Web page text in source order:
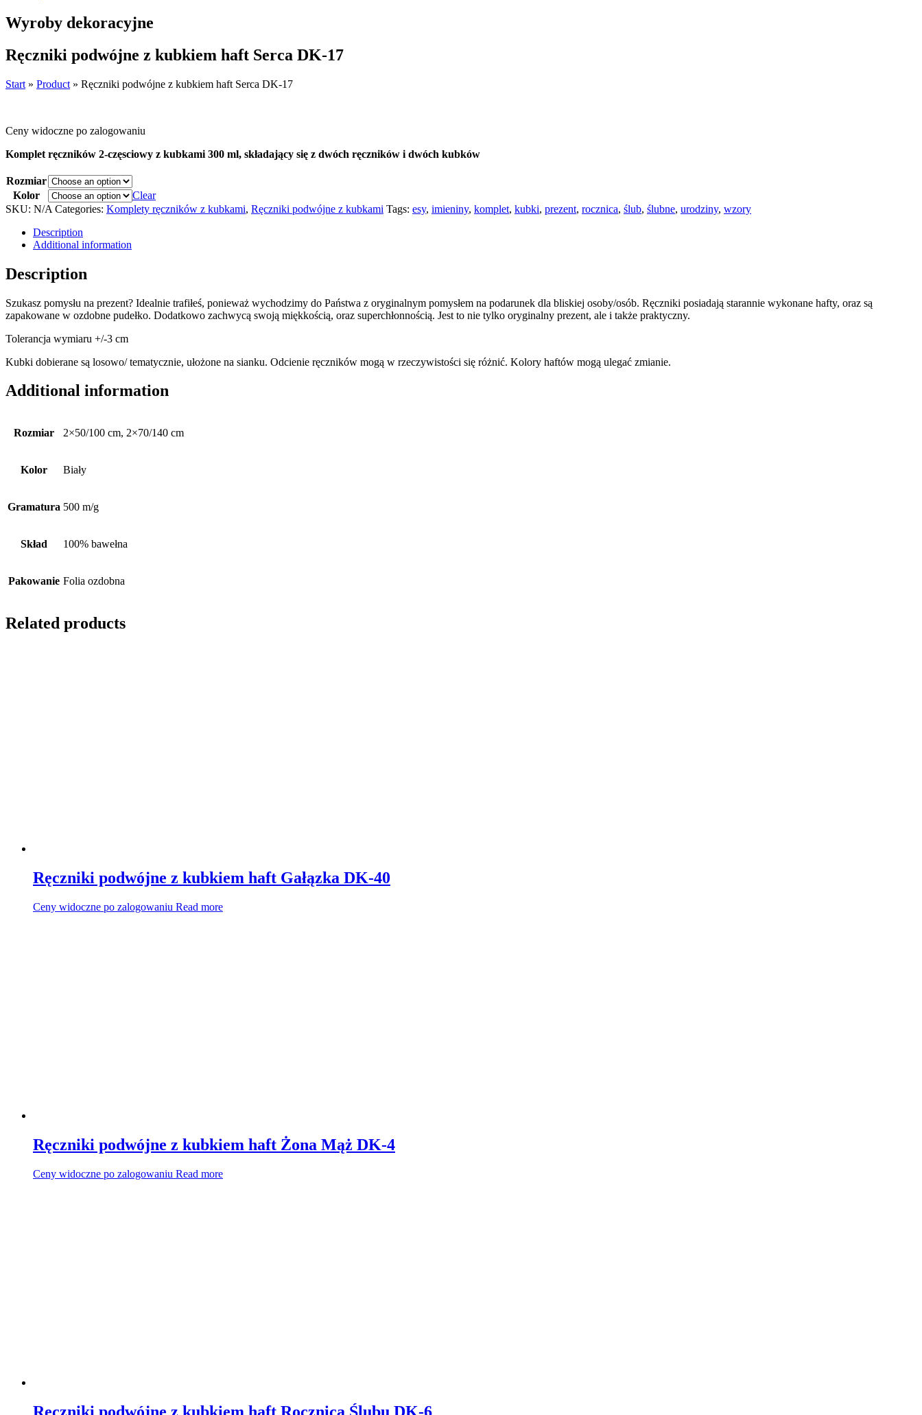
Wyroby dekoracyjne
Ręczniki podwójne z kubkiem haft Serca DK-17
Start » Product » Ręczniki podwójne z kubkiem haft Serca DK-17
Ceny widoczne po zalogowaniu
Komplet ręczników 2-częsciowy z kubkami 300 ml, składający się z dwóch ręczników i dwóch kubków
Rozmiar
Kolor
Clear
SKU: N/A Categories: Komplety ręczników z kubkami, Ręczniki podwójne z kubkami Tags: esy, imieniny, komplet, kubki, prezent, rocznica, ślub, ślubne, urodziny, wzory
Description
Additional information
Description
Szukasz pomysłu na prezent? Idealnie trafiłeś, ponieważ wychodzimy do Państwa z oryginalnym pomysłem na podarunek dla bliskiej osoby/osób. Ręczniki posiadają starannie wykonane hafty, oraz są
zapakowane w ozdobne pudełko. Dodatkowo zachwycą swoją miękkością, oraz superchłonnością. Jest to nie tylko oryginalny prezent, ale i także praktyczny.
Tolerancja wymiaru +/-3 cm
Kubki dobierane są losowo/ tematycznie, ułożone na sianku. Odcienie ręczników mogą w rzeczywistości się różnić. Kolory haftów mogą ulegać zmianie.
Additional information
Rozmiar 2×50/100 cm, 2×70/140 cm
Kolor Biały
Gramatura 500 m/g
Skład 100% bawełna
Pakowanie Folia ozdobna
Related products
Ręczniki podwójne z kubkiem haft Gałązka DK-40
Ceny widoczne po zalogowaniu Read more
Ręczniki podwójne z kubkiem haft Żona Mąż DK-4
Ceny widoczne po zalogowaniu Read more
Ręczniki podwójne z kubkiem haft Rocznica Ślubu DK-6